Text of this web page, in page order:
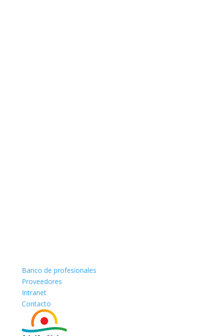
Banco de profesionales
Proveedores
Intranet
Contacto